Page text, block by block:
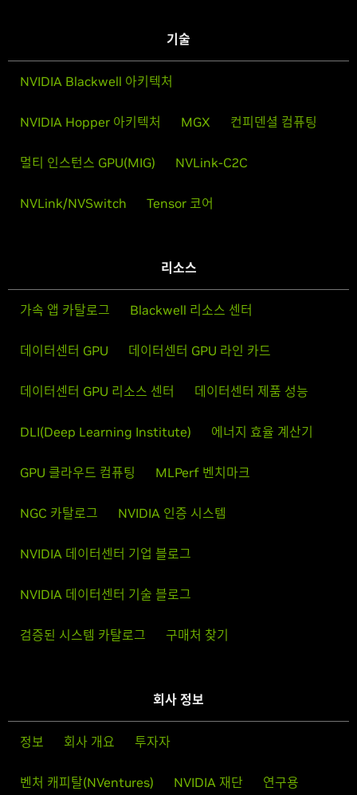
기술
NVIDIA Blackwell 아키텍처
NVIDIA Hopper 아키텍처 MGX 컨피덴셜 컴퓨팅
멀티 인스턴스 GPU(MIG) NVLink-C2C
NVLink/NVSwitch Tensor 코어
리소스
가속 앱 카탈로그 Blackwell 리소스 센터
데이터센터 GPU 데이터센터 GPU 라인 카드
데이터센터 GPU 리소스 센터 데이터센터 제품 성능
DLI(Deep Learning Institute) 에너지 효율 계산기
GPU 클라우드 컴퓨팅 MLPerf 벤치마크
NGC 카탈로그 NVIDIA 인증 시스템
NVIDIA 데이터센터 기업 블로그
NVIDIA 데이터센터 기술 블로그
검증된 시스템 카탈로그 구매처 찾기
회사 정보
정보 회사 개요 투자자
벤처 캐피탈(NVentures) NVIDIA 재단 연구용